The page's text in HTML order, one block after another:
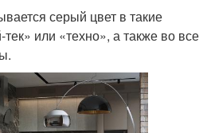
серый цвет в такие
или «техно», а также во все